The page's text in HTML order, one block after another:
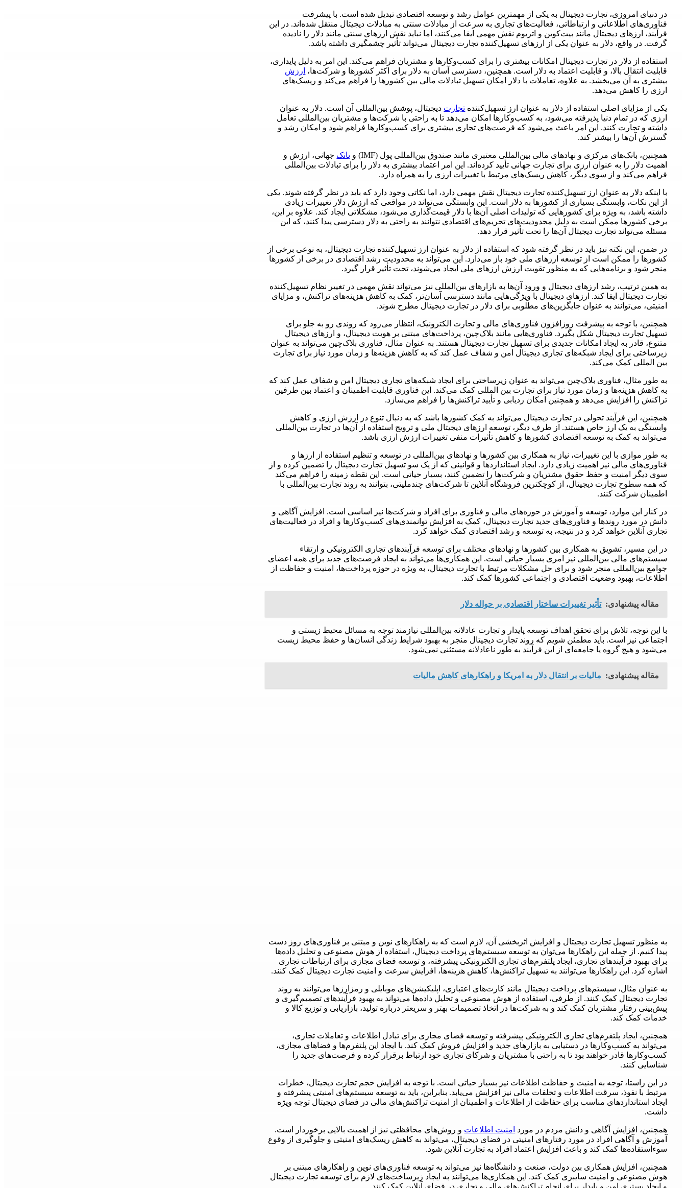
در دنیای امروزی، تجارت دیجیتال به یکی از مهمترین عوامل رشد و توسعه اقتصادی تبدیل شده است. با پیشرفت
فناوری‌های اطلاعاتی و ارتباطاتی، فعالیت‌های تجاری به سرعت از مبادلات سنتی به مبادلات دیجیتال منتقل شده‌اند. در این
فرآیند، ارزهای دیجیتال مانند بیت‌کوین و اتریوم نقش مهمی ایفا می‌کنند، اما نباید نقش ارزهای سنتی مانند دلار را نادیده
گرفت. در واقع، دلار به عنوان یکی از ارزهای تسهیل‌کننده تجارت دیجیتال می‌تواند تأثیر چشمگیری داشته باشد.
استفاده از دلار در تجارت دیجیتال امکانات بیشتری را برای کسب‌وکارها و مشتریان فراهم می‌کند. این امر به دلیل پایداری،
قابلیت انتقال بالا، و قابلیت اعتماد به دلار است. همچنین، دسترسی آسان به دلار برای اکثر کشورها و شرکت‌ها، ارزش
بیشتری به آن می‌بخشد. به علاوه، تعاملات با دلار امکان تسهیل تبادلات مالی بین کشورها را فراهم می‌کند و ریسک‌های
ارزی را کاهش می‌دهد.
یکی از مزایای اصلی استفاده از دلار به عنوان ارز تسهیل‌کننده تجارت دیجیتال، پوشش بین‌المللی آن است. دلار به عنوان
ارزی که در تمام دنیا پذیرفته می‌شود، به کسب‌وکارها امکان می‌دهد تا به راحتی با شرکت‌ها و مشتریان بین‌المللی تعامل
داشته و تجارت کنند. این امر باعث می‌شود که فرصت‌های تجاری بیشتری برای کسب‌وکارها فراهم شود و امکان رشد و
گسترش آن‌ها را بیشتر کند.
همچنین، بانک‌های مرکزی و نهادهای مالی بین‌المللی معتبری مانند صندوق بین‌المللی پول (IMF) و بانک جهانی، ارزش و
اهمیت دلار را به عنوان ارزی برای تجارت جهانی تأیید کرده‌اند. این امر اعتماد بیشتری به دلار را برای تبادلات بین‌المللی
فراهم می‌کند و از سوی دیگر، کاهش ریسک‌های مرتبط با تغییرات ارزی را به همراه دارد.
با اینکه دلار به عنوان ارز تسهیل‌کننده تجارت دیجیتال نقش مهمی دارد، اما نکاتی وجود دارد که باید در نظر گرفته شوند. یکی
از این نکات، وابستگی بسیاری از کشورها به دلار است. این وابستگی می‌تواند در مواقعی که ارزش دلار تغییرات زیادی
داشته باشد، به ویژه برای کشورهایی که تولیدات اصلی آن‌ها با دلار قیمت‌گذاری می‌شود، مشکلاتی ایجاد کند. علاوه بر این،
برخی کشورها ممکن است به دلیل محدودیت‌های تحریم‌های اقتصادی نتوانند به راحتی به دلار دسترسی پیدا کنند، که این
مسئله می‌تواند تجارت دیجیتال آن‌ها را تحت تأثیر قرار دهد.
در ضمن، این نکته نیز باید در نظر گرفته شود که استفاده از دلار به عنوان ارز تسهیل‌کننده تجارت دیجیتال، به نوعی برخی از
کشورها را ممکن است از توسعه ارزهای ملی خود باز می‌دارد. این می‌تواند به محدودیت رشد اقتصادی در برخی از کشورها
منجر شود و برنامه‌هایی که به منظور تقویت ارزش ارزهای ملی ایجاد می‌شوند، تحت تأثیر قرار گیرد.
به همین ترتیب، رشد ارزهای دیجیتال و ورود آن‌ها به بازارهای بین‌المللی نیز می‌تواند نقش مهمی در تغییر نظام تسهیل‌کننده
تجارت دیجیتال ایفا کند. ارزهای دیجیتال با ویژگی‌هایی مانند دسترسی آسان‌تر، کمک به کاهش هزینه‌های تراکنش، و مزایای
امنیتی، می‌توانند به عنوان جایگزین‌های مطلوبی برای دلار در تجارت دیجیتال مطرح شوند.
همچنین، با توجه به پیشرفت روزافزون فناوری‌های مالی و تجارت الکترونیک، انتظار می‌رود که روندی رو به جلو برای
تسهیل تجارت دیجیتال شکل بگیرد. فناوری‌هایی مانند بلاک‌چین، پرداخت‌های مبتنی بر هویت دیجیتال، و ارزهای دیجیتال
متنوع، قادر به ایجاد امکانات جدیدی برای تسهیل تجارت دیجیتال هستند. به عنوان مثال، فناوری بلاک‌چین می‌تواند به عنوان
زیرساختی برای ایجاد شبکه‌های تجاری دیجیتال امن و شفاف عمل کند که به کاهش هزینه‌ها و زمان مورد نیاز برای تجارت
بین المللی کمک می‌کند.
به طور مثال، فناوری بلاک‌چین می‌تواند به عنوان زیرساختی برای ایجاد شبکه‌های تجاری دیجیتال امن و شفاف عمل کند که
به کاهش هزینه‌ها و زمان مورد نیاز برای تجارت بین المللی کمک می‌کند. این فناوری قابلیت اطمینان و اعتماد بین طرفین
تراکنش را افزایش می‌دهد و همچنین امکان ردیابی و تأیید تراکنش‌ها را فراهم می‌سازد.
همچنین، این فرآیند تحولی در تجارت دیجیتال می‌تواند به کمک کشورها باشد که به دنبال تنوع در ارزش ارزی و کاهش
وابستگی به یک ارز خاص هستند. از طرف دیگر، توسعه ارزهای دیجیتال ملی و ترویج استفاده از آن‌ها در تجارت بین‌المللی
می‌تواند به کمک به توسعه اقتصادی کشورها و کاهش تأثیرات منفی تغییرات ارزش ارزی باشد.
به طور موازی با این تغییرات، نیاز به همکاری بین کشورها و نهادهای بین‌المللی در توسعه و تنظیم استفاده از ارزها و
فناوری‌های مالی نیز اهمیت زیادی دارد. ایجاد استانداردها و قوانینی که از یک سو تسهیل تجارت دیجیتال را تضمین کرده و از
سوی دیگر امنیت و حفظ حقوق مشتریان و شرکت‌ها را تضمین کنند، بسیار حیاتی است. این نقطه زمینه را فراهم می‌کند
که همه سطوح تجارت دیجیتال، از کوچکترین فروشگاه آنلاین تا شرکت‌های چندملیتی، بتوانند به روند تجارت بین‌المللی با
اطمینان شرکت کنند.
در کنار این موارد، توسعه و آموزش در حوزه‌های مالی و فناوری برای افراد و شرکت‌ها نیز اساسی است. افزایش آگاهی و
دانش در مورد روندها و فناوری‌های جدید تجارت دیجیتال، کمک به افزایش توانمندی‌های کسب‌وکارها و افراد در فعالیت‌های
تجاری آنلاین خواهد کرد و در نتیجه، به توسعه و رشد اقتصادی کمک خواهد کرد.
در این مسیر، تشویق به همکاری بین کشورها و نهادهای مختلف برای توسعه فرآیندهای تجاری الکترونیکی و ارتقاء
سیستم‌های مالی بین‌المللی نیز امری بسیار حیاتی است. این همکاری‌ها می‌تواند به ایجاد فرصت‌های جدید برای همه اعضای
جوامع بین‌المللی منجر شود و برای حل مشکلات مرتبط با تجارت دیجیتال، به ویژه در حوزه پرداخت‌ها، امنیت و حفاظت از
اطلاعات، بهبود وضعیت اقتصادی و اجتماعی کشورها کمک کند.
مقاله پیشنهادی: تأثیر تغییرات ساختار اقتصادی بر حواله دلار
با این توجه، تلاش برای تحقق اهداف توسعه پایدار و تجارت عادلانه بین‌المللی نیازمند توجه به مسائل محیط زیستی و
اجتماعی نیز است. باید مطمئن شویم که روند تجارت دیجیتال منجر به بهبود شرایط زندگی انسان‌ها و حفظ محیط زیست
می‌شود و هیچ گروه یا جامعه‌ای از این فرآیند به طور ناعادلانه مستثنی نمی‌شود.
مقاله پیشنهادی: مالیات بر انتقال دلار به امریکا و راهکارهای کاهش مالیات
به منظور تسهیل تجارت دیجیتال و افزایش اثربخشی آن، لازم است که به راهکارهای نوین و مبتنی بر فناوری‌های روز دست
پیدا کنیم. از جمله این راهکارها می‌توان به توسعه سیستم‌های پرداخت دیجیتال، استفاده از هوش مصنوعی و تحلیل داده‌ها
برای بهبود فرآیندهای تجاری، ایجاد پلتفرم‌های تجاری الکترونیکی پیشرفته، و توسعه فضای مجازی برای ارتباطات تجاری
اشاره کرد. این راهکارها می‌توانند به تسهیل تراکنش‌ها، کاهش هزینه‌ها، افزایش سرعت و امنیت تجارت دیجیتال کمک کنند.
به عنوان مثال، سیستم‌های پرداخت دیجیتال مانند کارت‌های اعتباری، اپلیکیشن‌های موبایلی و رمزارزها می‌توانند به روند
تجارت دیجیتال کمک کنند. از طرفی، استفاده از هوش مصنوعی و تحلیل داده‌ها می‌تواند به بهبود فرآیندهای تصمیم‌گیری و
پیش‌بینی رفتار مشتریان کمک کند و به شرکت‌ها در اتخاذ تصمیمات بهتر و سریعتر درباره تولید، بازاریابی و توزیع کالا و
خدمات کمک کند.
همچنین، ایجاد پلتفرم‌های تجاری الکترونیکی پیشرفته و توسعه فضای مجازی برای تبادل اطلاعات و تعاملات تجاری،
می‌تواند به کسب‌وکارها در دستیابی به بازارهای جدید و افزایش فروش کمک کند. با ایجاد این پلتفرم‌ها و فضاهای مجازی،
کسب‌وکارها قادر خواهند بود تا به راحتی با مشتریان و شرکای تجاری خود ارتباط برقرار کرده و فرصت‌های جدید را
شناسایی کنند.
در این راستا، توجه به امنیت و حفاظت اطلاعات نیز بسیار حیاتی است. با توجه به افزایش حجم تجارت دیجیتال، خطرات
مرتبط با نفوذ، سرقت اطلاعات و تخلفات مالی نیز افزایش می‌یابد. بنابراین، باید به توسعه سیستم‌های امنیتی پیشرفته و
ایجاد استانداردهای مناسب برای حفاظت از اطلاعات و اطمینان از امنیت تراکنش‌های مالی در فضای دیجیتال توجه ویژه
داشت.
همچنین، افزایش آگاهی و دانش مردم در مورد امنیت اطلاعات و روش‌های محافظتی نیز از اهمیت بالایی برخوردار است.
آموزش و آگاهی افراد در مورد رفتارهای امنیتی در فضای دیجیتال، می‌تواند به کاهش ریسک‌های امنیتی و جلوگیری از وقوع
سوءاستفاده‌ها کمک کند و باعث افزایش اعتماد افراد به تجارت آنلاین شود.
همچنین، افزایش همکاری بین دولت، صنعت و دانشگاه‌ها نیز می‌تواند به توسعه فناوری‌های نوین و راهکارهای مبتنی بر
هوش مصنوعی و امنیت سایبری کمک کند. این همکاری‌ها می‌توانند به ایجاد زیرساخت‌های لازم برای توسعه تجارت دیجیتال
و ایجاد بستری امن و پایدار برای انجام تراکنش‌های مالی و تجاری در فضای آنلاین کمک کنند.